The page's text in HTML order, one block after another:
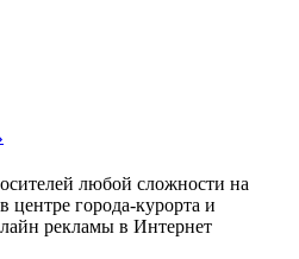
любой сложности на
центре города-курорта и
рекламы в Интернет